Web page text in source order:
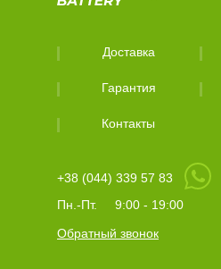
Доставка
Гарантия
Контакты
+38 (044) 339 57 83
Пн.-Пт.
9:00 - 19:00
Обратный звонок